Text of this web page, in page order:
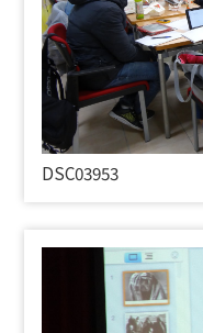
DSC03953